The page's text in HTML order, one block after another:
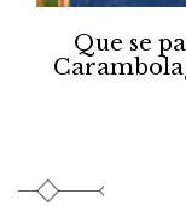
Que se